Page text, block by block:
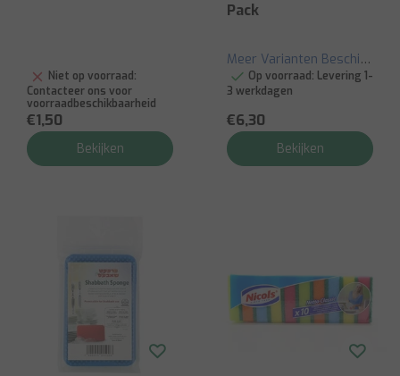
Niet op voorraad:
Contacteer ons voor
voorraadbeschikbaarheid
€1,50
Bekijken
Pack
Meer Varianten Beschikbaar
Op voorraad: Levering 1-
3 werkdagen
€6,30
Bekijken